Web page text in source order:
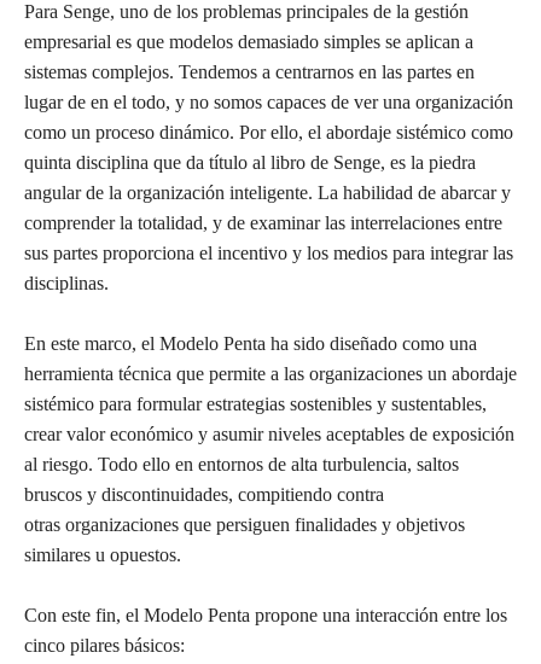
Para Senge, uno de los problemas principales de la gestión
empresarial es que modelos demasiado simples se aplican a
sistemas complejos. Tendemos a centrarnos en las partes en
lugar de en el todo, y no somos capaces de ver una organización
como un proceso dinámico. Por ello, el abordaje sistémico como
quinta disciplina que da título al libro de Senge, es la piedra
angular de la organización inteligente. La habilidad de abarcar y
comprender la totalidad, y de examinar las interrelaciones entre
sus partes proporciona el incentivo y los medios para integrar las
disciplinas.
En este marco, el Modelo Penta ha sido diseñado como una
herramienta técnica que permite a las organizaciones un abordaje
sistémico para formular estrategias sostenibles y sustentables,
crear valor económico y asumir niveles aceptables de exposición
al riesgo. Todo ello en entornos de alta turbulencia, saltos
bruscos y discontinuidades, compitiendo contra
otras organizaciones que persiguen finalidades y objetivos
similares u opuestos.
Con este fin, el Modelo Penta propone una interacción entre los
cinco pilares básicos: